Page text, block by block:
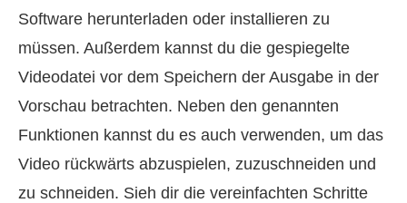
Software herunterladen oder installieren zu
müssen. Außerdem kannst du die gespiegelte
Videodatei vor dem Speichern der Ausgabe in der
Vorschau betrachten. Neben den genannten
Funktionen kannst du es auch verwenden, um das
Video rückwärts abzuspielen, zuzuschneiden und
zu schneiden. Sieh dir die vereinfachten Schritte